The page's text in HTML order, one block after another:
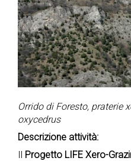
Orrido di Foresto, praterie
oxycedrus
Descrizione attività:
Il Progetto LIFE Xero-